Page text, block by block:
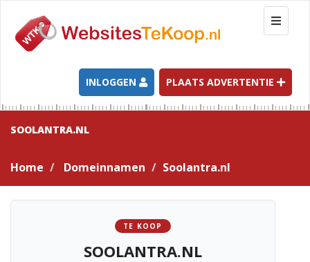
T
o
g
l
e
n
a
t
INLOGGEN PLAATS ADVERTENTIE
SOOLANTRA.NL
Home Domeinnamen Soolantra.nl
TE KOOP
SOOLANTRA.NL